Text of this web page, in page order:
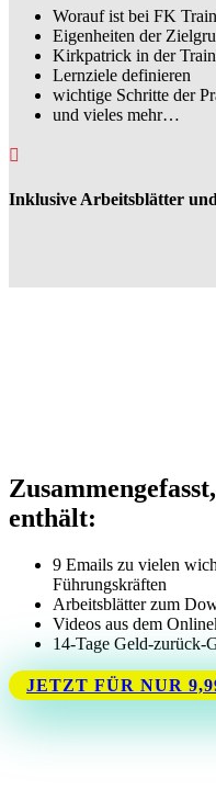
Worauf ist bei FK
Eigenheiten der
Kirkpatrick in der
Lernziele definieren
wichtige Schritte der
und vieles mehr…

Inklusive Arbeitsblätter
enthält:
9 Emails zu vielen
Führungskräften
Arbeitsblätter zum
Videos aus dem
14-Tage Geld-zurück-
JETZT FÜR NUR